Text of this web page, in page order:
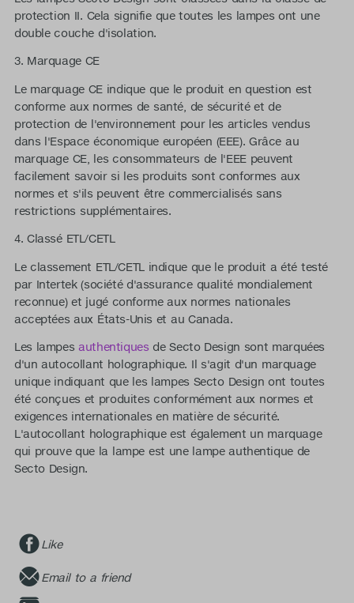
protection II. Cela signifie que toutes les lampes ont une
double couche d'isolation.
3. Marquage CE
Le marquage CE indique que le produit en question est
conforme aux normes de santé, de sécurité et de
protection de l'environnement pour les articles vendus
dans l'Espace économique européen (EEE). Grâce au
marquage CE, les consommateurs de l'EEE peuvent
facilement savoir si les produits sont conformes aux
normes et s'ils peuvent être commercialisés sans
restrictions supplémentaires.
4. Classé ETL/CETL
Le classement ETL/CETL indique que le produit a été testé
par Intertek (société d'assurance qualité mondialement
reconnue) et jugé conforme aux normes nationales
acceptées aux États-Unis et au Canada.
Les lampesauthentiques de Secto Design sont marquées
d'un autocollant holographique. Il s'agit d'un marquage
unique indiquant que les lampes Secto Design ont toutes
été conçues et produites conformément aux normes et
exigences internationales en matière de sécurité.
L'autocollant holographique est également un marquage
qui prouve que la lampe est une lampe authentique de
Secto Design.
Like
Email to a friend